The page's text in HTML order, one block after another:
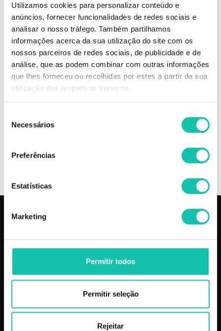
Utilizamos cookies para personalizar conteúdo e
anúncios, fornecer funcionalidades de redes sociais e
analisar o nosso tráfego. Também partilhamos
informações acerca da sua utilização do site com os
nossos parceiros de redes sociais, de publicidade e de
análise, que as podem combinar com outras informações
que lhes forneceu ou recolhidas por estes a partir da sua
utilização dos respetivos serviços.
Necessários
Preferências
Estatísticas
Marketing
Permitir todos
Permitir seleção
Rejeitar
enquanto penetra no couro cabeludo e estimula a micro circulação
sanguínea. Ativa os folículos pilosos promovendo o crescimento dos fios
e evitando os estágios precoces da queda do cabelo. Fios mais
Comprar LOLA COSMETICS Champôs Rapunzel MELHOR PREÇO |
Champôs LOLA COSMETICS Rapunzel MELHOR PREÇO
PRODUTOS
Depilação
Mobiliário
COSMÉTICA CLICK
Os nossos preços
Fornecedores
Social